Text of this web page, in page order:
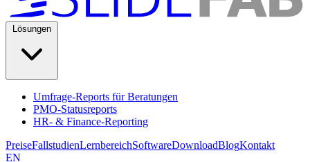
Umfrage-Reports für Beratungen
PMO-Statusreports
HR- & Finance-Reporting
PreiseFallstudienLernbereichSoftwareDownloadBlogKontakt
EN